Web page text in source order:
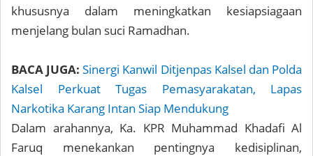
khususnya dalam meningkatkan kesiapsiagaan
menjelang bulan suci Ramadhan.
BACA JUGA: Sinergi Kanwil Ditjenpas Kalsel dan Polda
Kalsel Perkuat Tugas Pemasyarakatan, Lapas
Narkotika Karang Intan Siap Mendukung
Dalam arahannya, Ka. KPR Muhammad Khadafi Al
Faruq menekankan pentingnya kedisiplinan,